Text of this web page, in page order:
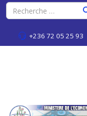
+236 72 05 25 93